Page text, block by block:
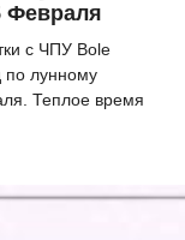
Февраля
с ЧПУ Bole
по лунному
Теплое время